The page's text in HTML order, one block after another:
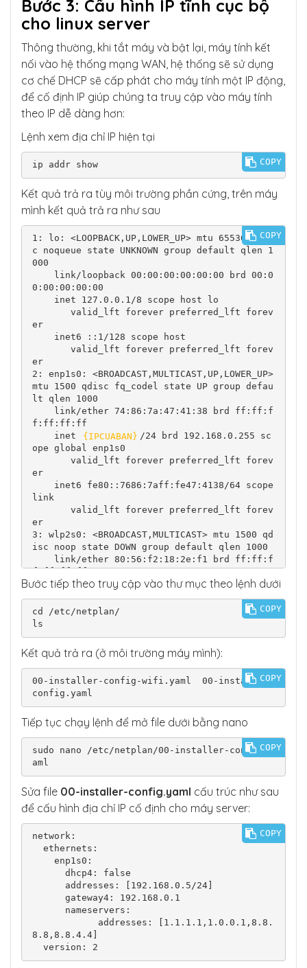
Bước 3: Cấu hình IP tĩnh cục bộ
cho linux server
Thông thường, khi tắt máy và bật lại, máy tính kết
nối vào hệ thống mạng WAN, hệ thống sẽ sử dụng
cơ chế DHCP sẽ cấp phát cho máy tính một IP động,
để cố định IP giúp chúng ta truy cập vào máy tính
theo IP dễ dàng hơn:
Lệnh xem địa chỉ IP hiện tại
ip addr show COPY
Kết quả trả ra tùy môi trường phần cứng, trên máy
mình kết quả trả ra như sau
1: lo: <LOOPBACK,UP,LOWER_UP> mtu 65536 qdis
c noqueue state UNKNOWN group default qlen 1
000
0:00:00:00:00
er
er
2: enp1s0: <BROADCAST,MULTICAST,UP,LOWER_UP>
mtu 1500 qdisc fq_codel state UP group defau
lt qlen 1000
f:ff:ff:ff
    inet
{IPCUABAN} /24 brd 192.168.0.255 sc
ope global enp1s0
er
link
er
3: wlp2s0: <BROADCAST,MULTICAST> mtu 1500 qd
isc noop state DOWN group default qlen 1000
f:ff:ff:ff
COPY
Bước tiếp theo truy cập vào thư mục theo lệnh dưới
cd /etc/netplan/
ls
COPY
Kết quả trả ra (ở môi trường máy mình):
00-installer-config-wifi.yaml  00-installer-
config.yaml
COPY
Tiếp tục chạy lệnh để mở file dưới bằng nano
sudo nano /etc/netplan/00-installer-config.y
aml
COPY
Sửa file 00-installer-config.yaml cấu trúc như sau
để cấu hình địa chỉ IP cố định cho máy server:
network:
8.8,8.8.4.4]
  version: 2
COPY